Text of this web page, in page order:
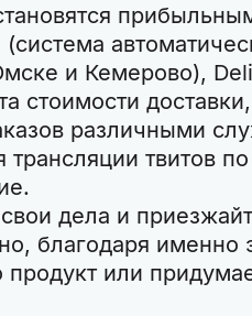
и Кемерово),
стоимости
различными
твитов
дела и
благодаря именно
или